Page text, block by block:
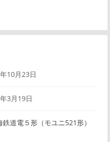
10月23日
3月19日
道電５形（モユニ521形）